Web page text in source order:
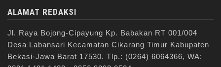
ALAMAT REDAKSI
Jl. Raya Bojong-Cipayung Kp. Babakan RT 001/004
Desa Labansari Kecamatan Cikarang Timur Kabupaten
Bekasi-Jawa Barat 17530. Tlp.: (0264) 6064366, WA: